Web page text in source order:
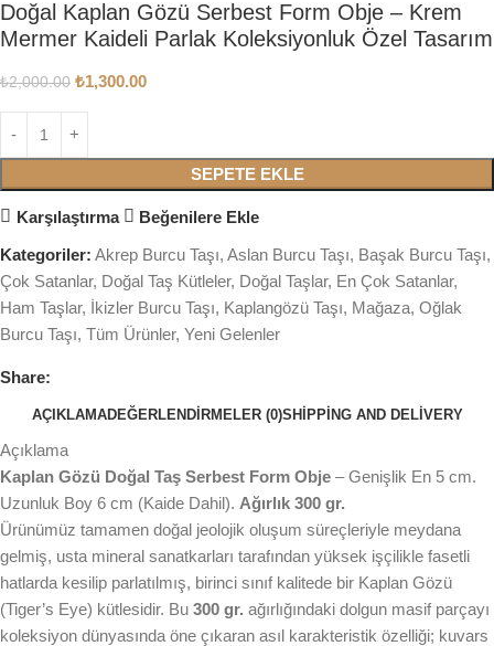
Doğal Kaplan Gözü Serbest Form Obje – Krem
Mermer Kaideli Parlak Koleksiyonluk Özel Tasarım
₺2,000.00 ₺1,300.00
SEPETE EKLE
Karşılaştırma Beğenilere Ekle
Kategoriler: Akrep Burcu Taşı, Aslan Burcu Taşı, Başak Burcu Taşı,
Çok Satanlar, Doğal Taş Kütleler, Doğal Taşlar, En Çok Satanlar,
Ham Taşlar, İkizler Burcu Taşı, Kaplangözü Taşı, Mağaza, Oğlak
Burcu Taşı, Tüm Ürünler, Yeni Gelenler
Share:
AÇIKLAMADEĞERLENDIRMELER (0)SHIPPING AND DELIVERY
Açıklama
Kaplan Gözü Doğal Taş Serbest Form Obje – Genişlik En 5 cm.
Uzunluk Boy 6 cm (Kaide Dahil). Ağırlık 300 gr.
Ürünümüz tamamen doğal jeolojik oluşum süreçleriyle meydana
gelmiş, usta mineral sanatkarları tarafından yüksek işçilikle fasetli
hatlarda kesilip parlatılmış, birinci sınıf kalitede bir Kaplan Gözü
(Tiger’s Eye) kütlesidir. Bu 300 gr. ağırlığındaki dolgun masif parçayı
koleksiyon dünyasında öne çıkaran asıl karakteristik özelliği; kuvars